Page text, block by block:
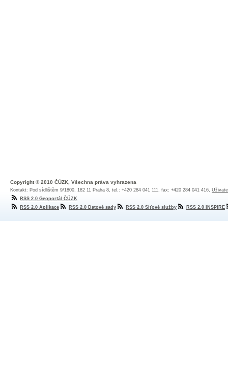
Copyright © 2010 ČÚZK, Všechna práva vyhrazena
Kontakt: Pod sídlištěm 9/1800, 182 11 Praha 8, tel.: +420 284 041 111, fax: +420 284 041 416,
RSS 2.0 Geoportál ČÚZK
RSS 2.0 Aplikace
RSS 2.0 Datové sady RSS 2.0 Síťové služby RSS 2.0 INSPIRE